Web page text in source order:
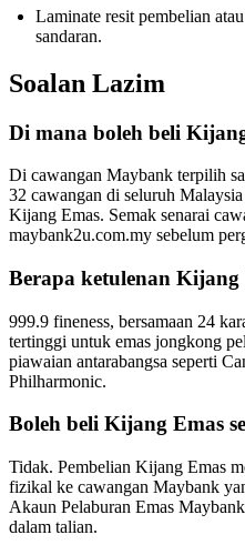
Laminate resit pembelian
sandaran.
Soalan Lazim
Di mana boleh beli
Di cawangan Maybank terpilih
32 cawangan di seluruh
Kijang Emas. Semak senarai
maybank2u.com.my sebelum
Berapa ketulenan Kijang
999.9 fineness, bersamaan 24
tertinggi untuk emas jongkong
piawaian antarabangsa seperti
Philharmonic.
Boleh beli Kijang Emas
Tidak. Pembelian Kijang Emas
fizikal ke cawangan Maybank
Akaun Pelaburan Emas
dalam talian.